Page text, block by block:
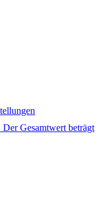
Gesamtwert beträgt